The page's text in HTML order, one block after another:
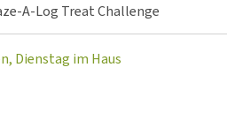
A-Log Treat Challenge
Dienstag im Haus